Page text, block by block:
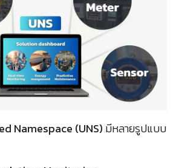
Namespace (UNS) มีหลายรูปแบบ